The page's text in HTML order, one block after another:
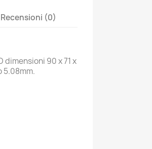
Recensioni (0)
dimensioni 90 x 71 x
5.08mm.